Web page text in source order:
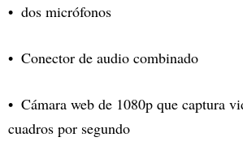
dos micrófonos
Conector de audio combinado
Cámara web de 1080p que captura
cuadros por segundo